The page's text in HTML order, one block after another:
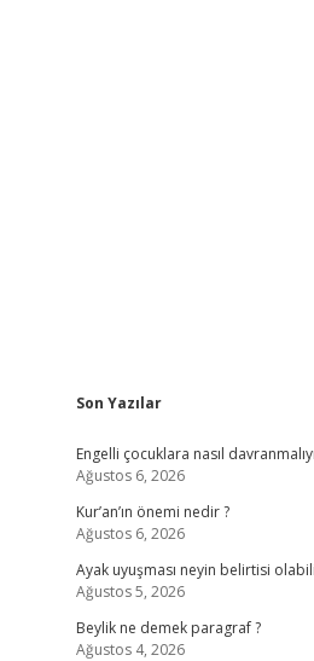
Sidebar
Son Yazılar
Engelli çocuklara nasıl
Ağustos 6, 2026
Kur’an’ın önemi nedir ?
Ağustos 6, 2026
Ayak uyuşması neyin belirtisi
Ağustos 5, 2026
Beylik ne demek paragraf ?
Ağustos 4, 2026